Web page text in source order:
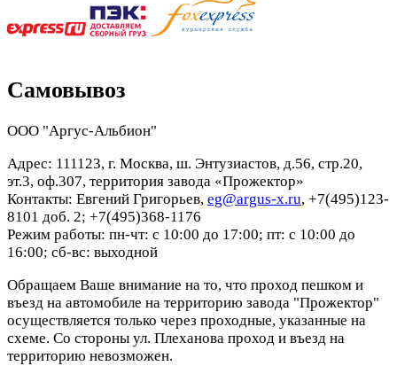
Самовывоз
ООО "Аргус-Альбион"
Адрес: 111123, г. Москва, ш. Энтузиастов, д.56, стр.20,
эт.3, оф.307, территория завода «Прожектор»
Контакты: Евгений Григорьев, eg@argus-x.ru, +7(495)123-
8101 доб. 2; +7(495)368-1176
Режим работы: пн-чт: с 10:00 до 17:00; пт: с 10:00 до
16:00; сб-вс: выходной
Обращаем Ваше внимание на то, что проход пешком и
въезд на автомобиле на территорию завода "Прожектор"
осуществляется только через проходные, указанные на
схеме. Со стороны ул. Плеханова проход и въезд на
территорию невозможен.